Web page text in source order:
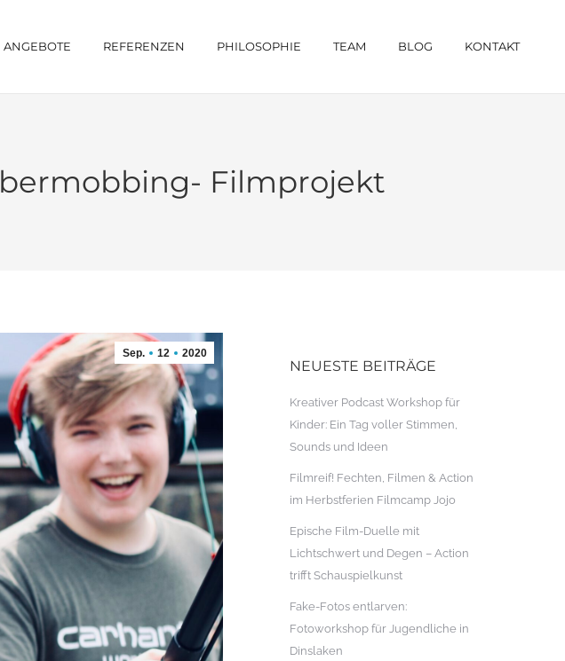
ANGEBOTE REFERENZEN PHILOSOPHIE TEAM BLOG KONTAKT
Filmprojekt
Sep. 12 2020
NEUESTE BEITRÄGE
Kreativer Podcast Workshop für
Kinder: Ein Tag voller Stimmen,
Sounds und Ideen
Filmreif! Fechten, Filmen & Action
im Herbstferien Filmcamp Jojo
Epische Film-Duelle mit
Lichtschwert und Degen – Action
trifft Schauspielkunst
Fake-Fotos entlarven:
Fotoworkshop für Jugendliche in
Dinslaken